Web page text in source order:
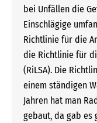
bei Unfällen die
Einschlägige
Richtlinie für die
die Richtlinie für
(RiLSA). Die
einem ständigen
Jahren hat man
gebaut, da gab es